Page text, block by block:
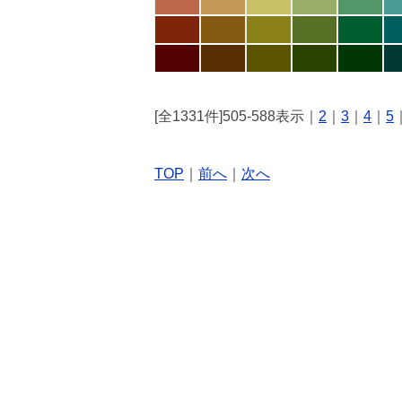
[全1331件]505-588表示｜ 2 3 4 5
TOP 前へ 次へ